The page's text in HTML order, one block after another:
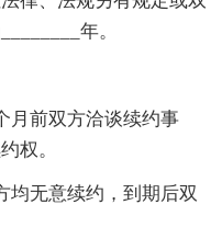
年。
月前双方洽谈续约事
权。
均无意续约，到期后双